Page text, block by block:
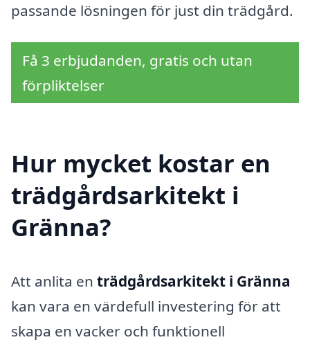
passande lösningen för just din trädgård.
Få 3 erbjudanden, gratis och utan
förpliktelser
Hur mycket kostar en
trädgårdsarkitekt i
Gränna?
Att anlita en trädgårdsarkitekt i Gränna
kan vara en värdefull investering för att
skapa en vacker och funktionell